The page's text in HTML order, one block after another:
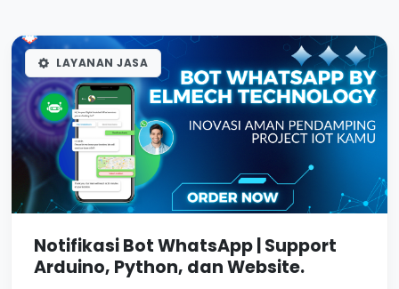
LAYANAN JASA
Notifikasi Bot WhatsApp | Support
Arduino, Python, dan Website.